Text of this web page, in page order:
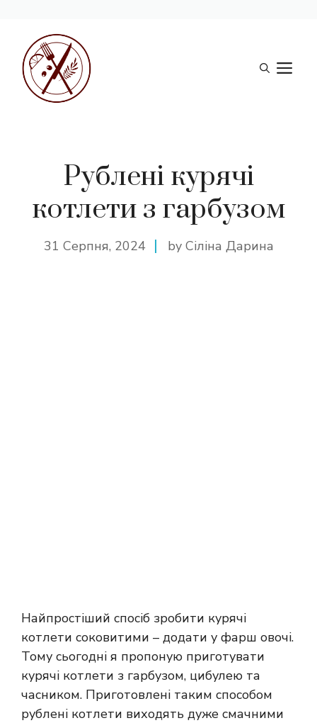
вмісту
Рублені курячі
котлети з гарбузом
31 Серпня, 2024 by Сіліна Дарина
Найпростіший спосіб зробити курячі
котлети соковитими – додати у фарш овочі.
Тому сьогодні я пропоную приготувати
курячі котлети з гарбузом, цибулею та
часником. Приготовлені таким способом
рублені котлети виходять дуже смачними